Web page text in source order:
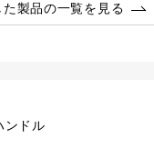
製品の一覧を見る
ドル